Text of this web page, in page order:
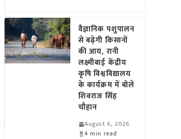
वैज्ञानिक पशुपालन
से बढ़ेगी किसानों
की आय, रानी
लक्ष्मीबाई केंद्रीय
कृषि विश्वविद्यालय
के कार्यक्रम में बोले
शिवराज सिंह
चौहान
August 6, 2026
4 min read